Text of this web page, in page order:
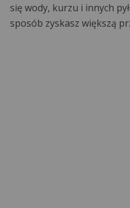
się wody, kurzu i innych
sposób zyskasz większą